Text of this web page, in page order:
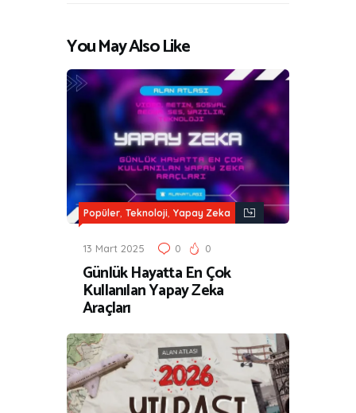
You May Also Like
Popüler, Teknoloji, Yapay Zeka
13 Mart 2025 0 0
Günlük Hayatta En Çok
Kullanılan Yapay Zeka
Araçları